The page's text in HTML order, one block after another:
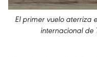
El primer vuelo aterriza
internacional de